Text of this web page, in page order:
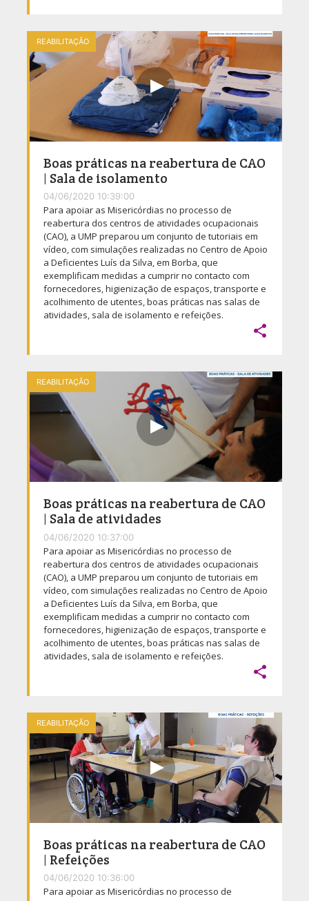
REABILITAÇÃO
Boas práticas na reabertura de CAO
| Sala de isolamento
04/06/2020 10:39:00
Para apoiar as Misericórdias no processo de
reabertura dos centros de atividades ocupacionais
(CAO), a UMP preparou um conjunto de tutoriais em
vídeo, com simulações realizadas no Centro de Apoio
a Deficientes Luís da Silva, em Borba, que
exemplificam medidas a cumprir no contacto com
fornecedores, higienização de espaços, transporte e
acolhimento de utentes, boas práticas nas salas de
atividades, sala de isolamento e refeições.

REABILITAÇÃO
Boas práticas na reabertura de CAO
| Sala de atividades
04/06/2020 10:37:00
Para apoiar as Misericórdias no processo de
reabertura dos centros de atividades ocupacionais
(CAO), a UMP preparou um conjunto de tutoriais em
vídeo, com simulações realizadas no Centro de Apoio
a Deficientes Luís da Silva, em Borba, que
exemplificam medidas a cumprir no contacto com
fornecedores, higienização de espaços, transporte e
acolhimento de utentes, boas práticas nas salas de
atividades, sala de isolamento e refeições.

REABILITAÇÃO
Boas práticas na reabertura de CAO
| Refeições
04/06/2020 10:36:00
Para apoiar as Misericórdias no processo de